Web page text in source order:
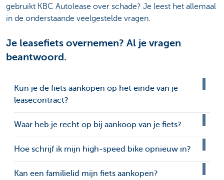
gebruikt KBC Autolease over schade? Je leest het allemaal
in de onderstaande veelgestelde vragen.
Je leasefiets overnemen? Al je vragen
beantwoord.
Kun je de fiets aankopen op het einde van je
leasecontract?
Waar heb je recht op bij aankoop van je fiets?
Hoe schrijf ik mijn high-speed bike opnieuw in?
Kan een familielid mijn fiets aankopen?